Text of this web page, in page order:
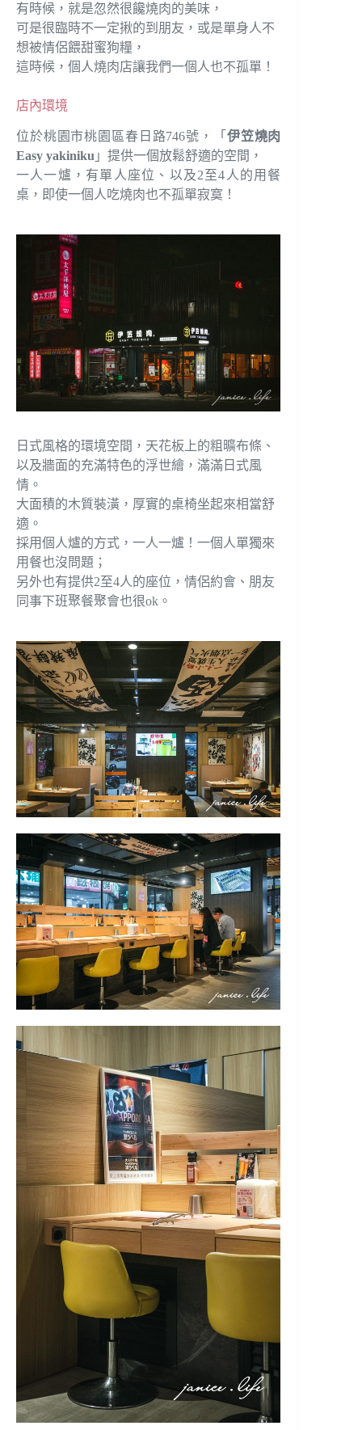
有時候，就是忽然很饞燒肉的美味，
可是很臨時不一定揪的到朋友，或是單身人不
想被情侶餵甜蜜狗糧，
這時候，個人燒肉店讓我們一個人也不孤單！
店內環境
位於桃園市桃園區春日路746號，「 伊笠燒肉
Easy yakiniku 」提供一個放鬆舒適的空間，
一人一爐，有單人座位、以及2至4人的用餐
桌，即使一個人吃燒肉也不孤單寂寞！
日式風格的環境空間，天花板上的粗曠布條、
以及牆面的充滿特色的浮世繪，滿滿日式風
情。
大面積的木質裝潢，厚實的桌椅坐起來相當舒
適。
採用個人爐的方式，一人一爐！一個人單獨來
用餐也沒問題；
另外也有提供2至4人的座位，情侶約會、朋友
同事下班聚餐聚會也很ok。